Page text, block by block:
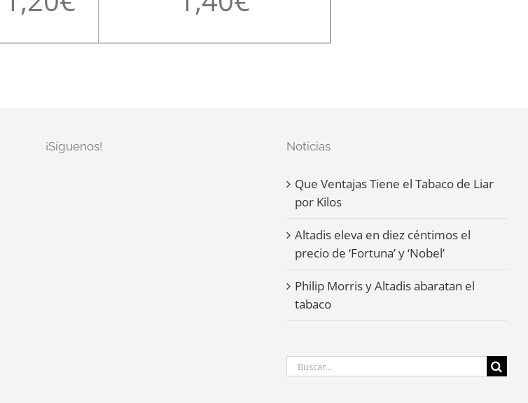
¡Síguenos! Noticias
Que Ventajas Tiene el Tabaco de Liar
por Kilos
Altadis eleva en diez céntimos el
precio de ‘Fortuna’ y ‘Nobel’
Philip Morris y Altadis abaratan el
tabaco
Buscar: